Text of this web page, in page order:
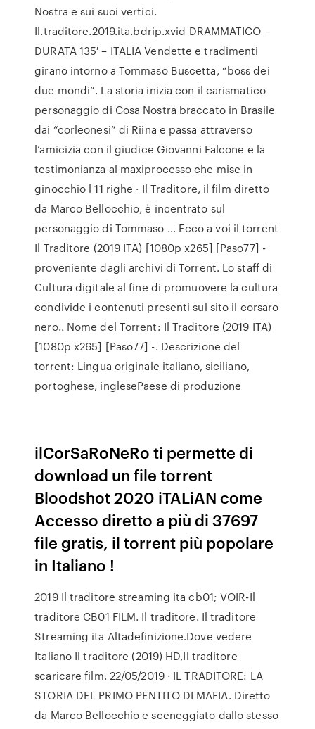
Nostra e sui suoi vertici.
Il.traditore.2019.ita.bdrip.xvid DRAMMATICO –
DURATA 135′ – ITALIA Vendette e tradimenti
girano intorno a Tommaso Buscetta, “boss dei
due mondi”. La storia inizia con il carismatico
personaggio di Cosa Nostra braccato in Brasile
dai “corleonesi” di Riina e passa attraverso
l’amicizia con il giudice Giovanni Falcone e la
testimonianza al maxiprocesso che mise in
ginocchio l 11 righe · Il Traditore, il film diretto
da Marco Bellocchio, è incentrato sul
personaggio di Tommaso … Ecco a voi il torrent
Il Traditore (2019 ITA) [1080p x265] [Paso77] -
proveniente dagli archivi di Torrent. Lo staff di
Cultura digitale al fine di promuovere la cultura
condivide i contenuti presenti sul sito il corsaro
nero.. Nome del Torrent: Il Traditore (2019 ITA)
[1080p x265] [Paso77] -. Descrizione del
torrent: Lingua originale italiano, siciliano,
portoghese, inglesePaese di produzione
ilCorSaRoNeRo ti permette di
download un file torrent
Bloodshot 2020 iTALiAN come
Accesso diretto a più di 37697
file gratis, il torrent più popolare
in Italiano !
2019 Il traditore streaming ita cb01; VOIR-Il
traditore CB01 FILM. Il traditore. Il traditore
Streaming ita Altadefinizione.Dove vedere
Italiano Il traditore (2019) HD,Il traditore
scaricare film. 22/05/2019 · IL TRADITORE: LA
STORIA DEL PRIMO PENTITO DI MAFIA. Diretto
da Marco Bellocchio e sceneggiato dallo stesso